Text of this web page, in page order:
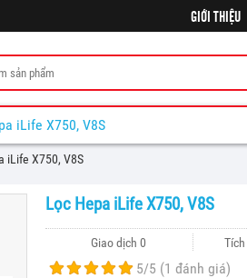
GIỚI THIỆU
iLife X750, V8S
iLife X750, V8S
Lọc Hepa iLife X750, V8S
Giao dịch 0
5/5 (1 đánh giá)